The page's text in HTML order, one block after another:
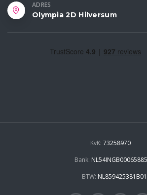
ADRES
Olympia 2D Hilversum
KvK: 73258970
Bank:
BTW: NL859425381B01